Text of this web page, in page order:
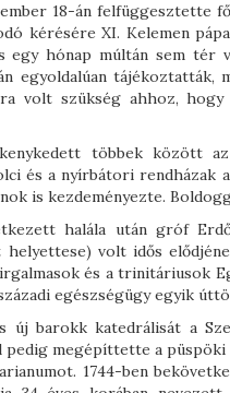
18-án felfüggesztette
kérésére XI. Kelemen
egy hónap múltán sem tér
egyoldalúan
volt szükség ahhoz,
többek között
és a nyírbátori rendházak
is kezdeményezte.
halála után gróf
volt idős
és a trinitáriusok
egészségügy egyik
új barokk katedrálisát a
pedig megépíttette a
1744-ben